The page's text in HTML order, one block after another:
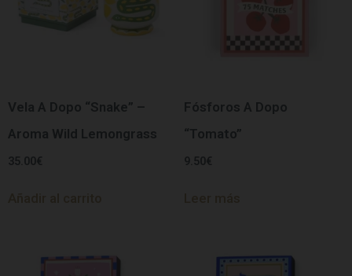
Vela A Dopo “Snake” –
Aroma Wild Lemongrass
35.00€
Fósforos A Dopo
“Tomato”
9.50€